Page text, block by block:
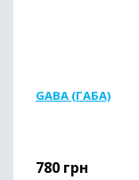
GABA (ГАБА)
780 грн